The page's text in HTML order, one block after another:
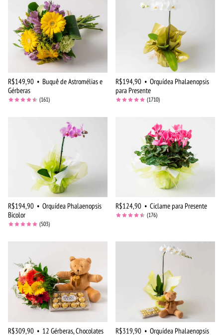
R$149,90 • Buquê de Astromélias e
Gérberas
(161)
R$194,90 • Orquídea Phalaenopsis
para Presente
(1710)
R$194,90 • Orquídea Phalaenopsis
Bicolor
(503)
R$124,90 • Ciclame para Presente
(176)
R$309,90 • 12 Gérberas, Chocolates
R$319,90 • Orquídea Phalaenopsis